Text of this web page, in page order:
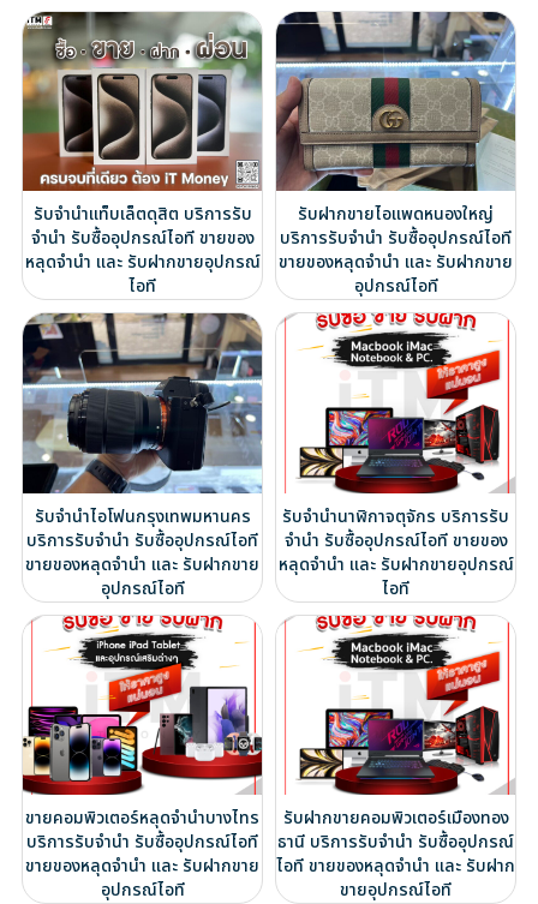
รับจำนำแท็บเล็ตดุสิต บริการรับ
จำนำ รับซื้ออุปกรณ์ไอที ขายของ
หลุดจำนำ และ รับฝากขายอุปกรณ์
ไอที
รับฝากขายไอแพดหนองใหญ่
บริการรับจำนำ รับซื้ออุปกรณ์ไอที
ขายของหลุดจำนำ และ รับฝากขาย
อุปกรณ์ไอที
รับจำนำไอโฟนกรุงเทพมหานคร
บริการรับจำนำ รับซื้ออุปกรณ์ไอที
ขายของหลุดจำนำ และ รับฝากขาย
อุปกรณ์ไอที
รับจำนำนาฬิกาจตุจักร บริการรับ
จำนำ รับซื้ออุปกรณ์ไอที ขายของ
หลุดจำนำ และ รับฝากขายอุปกรณ์
ไอที
ขายคอมพิวเตอร์หลุดจำนำบางไทร
บริการรับจำนำ รับซื้ออุปกรณ์ไอที
ขายของหลุดจำนำ และ รับฝากขาย
อุปกรณ์ไอที
รับฝากขายคอมพิวเตอร์เมืองทอง
ธานี บริการรับจำนำ รับซื้ออุปกรณ์
ไอที ขายของหลุดจำนำ และ รับฝาก
ขายอุปกรณ์ไอที